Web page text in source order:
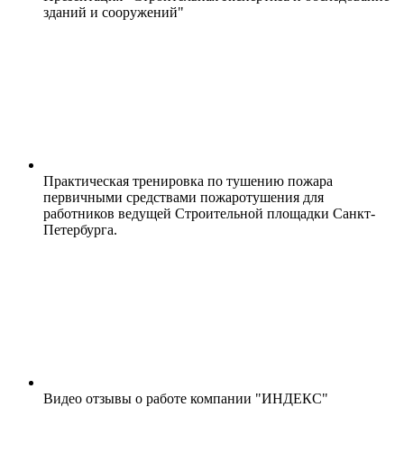
зданий и сооружений"
Практическая тренировка по тушению пожара
первичными средствами пожаротушения для
работников ведущей Строительной площадки Санкт-
Петербурга.
Видео отзывы о работе компании "ИНДЕКС"